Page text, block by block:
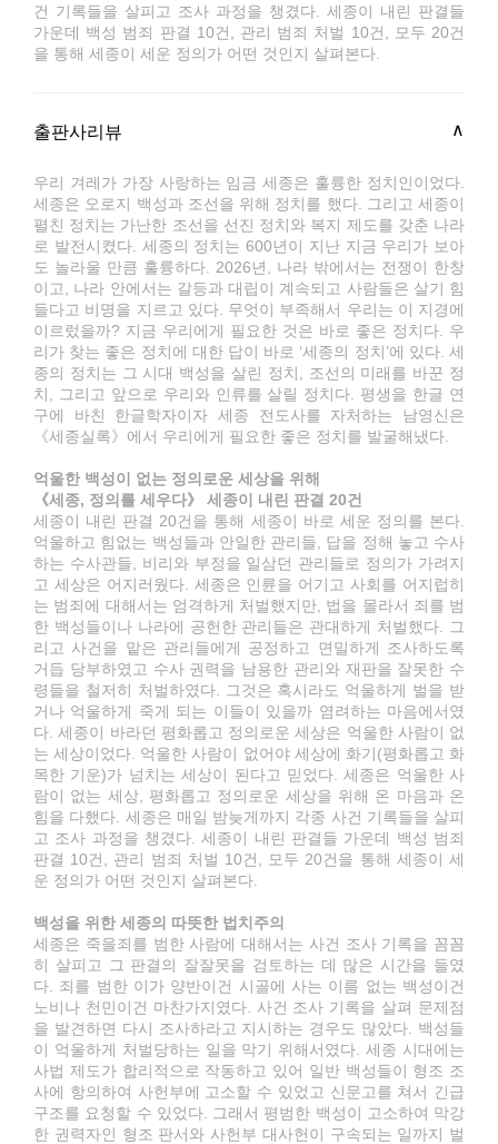
건 기록들을 살피고 조사 과정을 챙겼다. 세종이 내린 판결들
가운데 백성 범죄 판결 10건, 관리 범죄 처벌 10건, 모두 20건
을 통해 세종이 세운 정의가 어떤 것인지 살펴본다.
출판사리뷰
우리 겨레가 가장 사랑하는 임금 세종은 훌륭한 정치인이었다.
세종은 오로지 백성과 조선을 위해 정치를 했다. 그리고 세종이
펼친 정치는 가난한 조선을 선진 정치와 복지 제도를 갖춘 나라
로 발전시켰다. 세종의 정치는 600년이 지난 지금 우리가 보아
도 놀라울 만큼 훌륭하다. 2026년, 나라 밖에서는 전쟁이 한창
이고, 나라 안에서는 갈등과 대립이 계속되고 사람들은 살기 힘
들다고 비명을 지르고 있다. 무엇이 부족해서 우리는 이 지경에
이르렀을까? 지금 우리에게 필요한 것은 바로 좋은 정치다. 우
리가 찾는 좋은 정치에 대한 답이 바로 ‘세종의 정치’에 있다. 세
종의 정치는 그 시대 백성을 살린 정치, 조선의 미래를 바꾼 정
치, 그리고 앞으로 우리와 인류를 살릴 정치다. 평생을 한글 연
구에 바친 한글학자이자 세종 전도사를 자처하는 남영신은
《세종실록》에서 우리에게 필요한 좋은 정치를 발굴해냈다.
억울한 백성이 없는 정의로운 세상을 위해
《세종, 정의를 세우다》 세종이 내린 판결 20건
세종이 내린 판결 20건을 통해 세종이 바로 세운 정의를 본다.
억울하고 힘없는 백성들과 안일한 관리들, 답을 정해 놓고 수사
하는 수사관들, 비리와 부정을 일삼던 관리들로 정의가 가려지
고 세상은 어지러웠다. 세종은 인륜을 어기고 사회를 어지럽히
는 범죄에 대해서는 엄격하게 처벌했지만, 법을 몰라서 죄를 범
한 백성들이나 나라에 공헌한 관리들은 관대하게 처벌했다. 그
리고 사건을 맡은 관리들에게 공정하고 면밀하게 조사하도록
거듭 당부하였고 수사 권력을 남용한 관리와 재판을 잘못한 수
령들을 철저히 처벌하였다. 그것은 혹시라도 억울하게 벌을 받
거나 억울하게 죽게 되는 이들이 있을까 염려하는 마음에서였
다. 세종이 바라던 평화롭고 정의로운 세상은 억울한 사람이 없
는 세상이었다. 억울한 사람이 없어야 세상에 화기(평화롭고 화
목한 기운)가 넘치는 세상이 된다고 믿었다. 세종은 억울한 사
람이 없는 세상, 평화롭고 정의로운 세상을 위해 온 마음과 온
힘을 다했다. 세종은 매일 밤늦게까지 각종 사건 기록들을 살피
고 조사 과정을 챙겼다. 세종이 내린 판결들 가운데 백성 범죄
판결 10건, 관리 범죄 처벌 10건, 모두 20건을 통해 세종이 세
운 정의가 어떤 것인지 살펴본다.
백성을 위한 세종의 따뜻한 법치주의
세종은 죽을죄를 범한 사람에 대해서는 사건 조사 기록을 꼼꼼
히 살피고 그 판결의 잘잘못을 검토하는 데 많은 시간을 들였
다. 죄를 범한 이가 양반이건 시골에 사는 이름 없는 백성이건
노비나 천민이건 마찬가지였다. 사건 조사 기록을 살펴 문제점
을 발견하면 다시 조사하라고 지시하는 경우도 많았다. 백성들
이 억울하게 처벌당하는 일을 막기 위해서였다. 세종 시대에는
사법 제도가 합리적으로 작동하고 있어 일반 백성들이 형조 조
사에 항의하여 사헌부에 고소할 수 있었고 신문고를 쳐서 긴급
구조를 요청할 수 있었다. 그래서 평범한 백성이 고소하여 막강
한 권력자인 형조 판서와 사헌부 대사헌이 구속되는 일까지 벌